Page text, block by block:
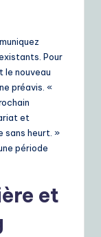
Pour
le nouveau
préavis. «
et
sans heurt. »
période
et